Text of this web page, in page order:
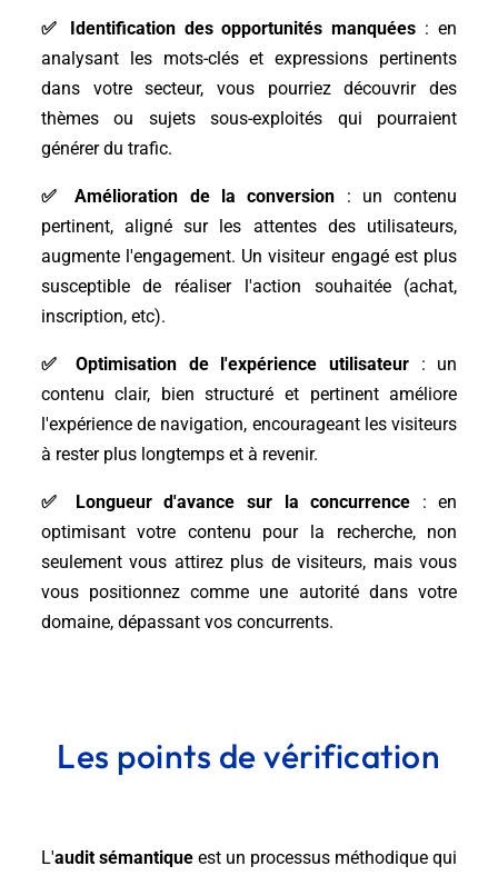
✅ Identification des opportunités manquées : en
analysant les mots-clés et expressions pertinents
dans votre secteur, vous pourriez découvrir des
thèmes ou sujets sous-exploités qui pourraient
générer du trafic.
✅Amélioration de la conversion : un contenu
pertinent, aligné sur les attentes des utilisateurs,
augmente l'engagement. Un visiteur engagé est plus
susceptible de réaliser l'action souhaitée (achat,
inscription, etc).
✅Optimisation de l'expérience utilisateur: un
contenu clair, bien structuré et pertinent améliore
l'expérience de navigation, encourageant les visiteurs
à rester plus longtemps et à revenir.
✅ Longueur d'avance sur la concurrence
: en
optimisant votre contenu pour la recherche, non
seulement vous attirez plus de visiteurs, mais vous
vous positionnez comme une autorité dans votre
domaine, dépassant vos concurrents.
Les points de vérification
L'audit sémantiqueest un processus méthodique qui